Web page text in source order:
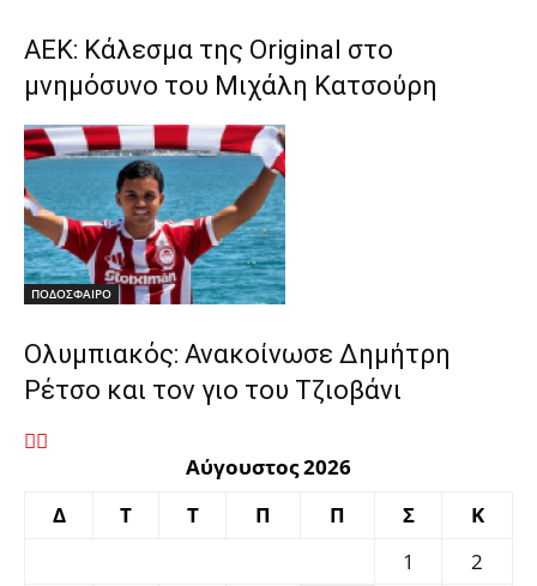
ΑΕΚ: Κάλεσμα της Original στο
μνημόσυνο του Μιχάλη Κατσούρη
ΠΟΔΟΣΦΑΙΡΟ
Ολυμπιακός: Ανακοίνωσε Δημήτρη
Ρέτσο και τον γιο του Τζιοβάνι
Αύγουστος 2026
Δ
Τ Τ Π Π Σ
Κ
1
2